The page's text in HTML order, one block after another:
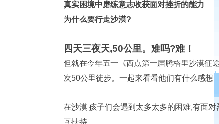
真实困境中磨练意志收获面对挫折的能力
为什么要行走沙漠?
四天三夜天,50公里。难吗?难！
但就在今年五一《西点第一届腾格里沙漠征
次50公里徒步。一起来看看他们有什么感想
在沙漠,孩子们会遇到太多太多的困难,有面
互扶持。